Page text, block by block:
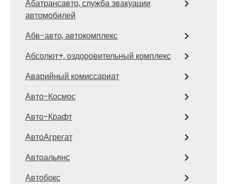
Абатрансавто, служба эвакуации
автомобилей
Абв-авто, автокомплекс
Абсолют+, оздоровительный комплекс
Аварийный комиссариат
Авто-Космос
Авто-Крафт
АвтоАгрегат
Автоальянс
Автобокс